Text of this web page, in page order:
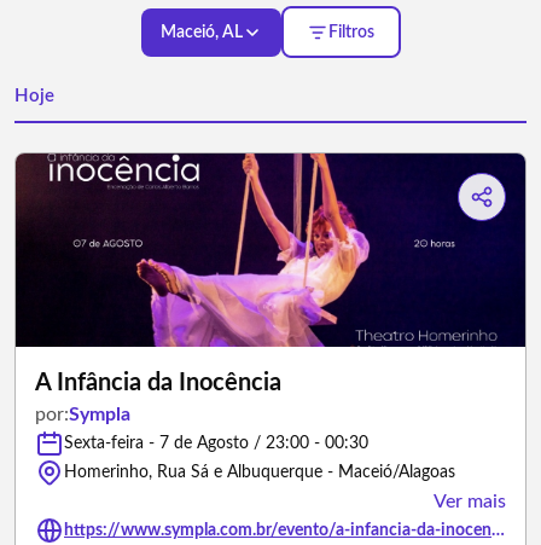
Maceió, AL Filtros
Hoje
A Infância da Inocência
por:Sympla
Sexta-feira - 7 de Agosto / 23:00 - 00:30
Homerinho, Rua Sá e Albuquerque - Maceió/Alagoas
Ver mais
https://www.sympla.com.br/evento/a-infancia-da-inocencia/3458328